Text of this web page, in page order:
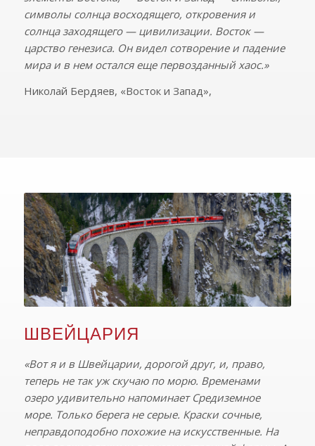
символы солнца восходящего, откровения и
солнца заходящего — цивилизации. Восток —
царство генезиса. Он видел сотворение и падение
миpa и в нем остался еще первозданный хаос.»
Николай Бердяев, «Восток и Запад»,
ШВЕЙЦАРИЯ
«Вот я и в Швейцарии, дорогой друг, и, право,
теперь не так уж скучаю по морю. Временами
озеро удивительно напоминает Средиземное
море. Только берега не серые. Краски сочные,
неправдоподобно похожие на искусственные. На